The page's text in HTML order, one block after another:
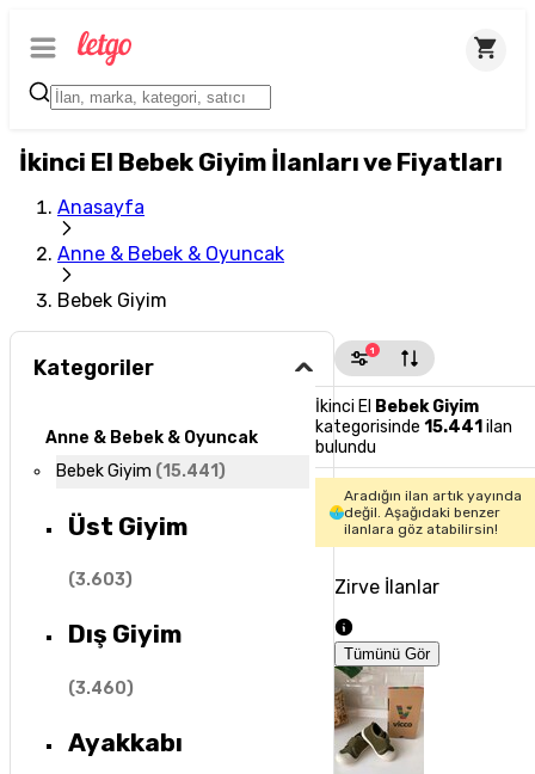
İkinci El Bebek Giyim İlanları ve Fiyatları
Anasayfa
Anne & Bebek & Oyuncak
Bebek Giyim
Kategoriler
Anne & Bebek & Oyuncak
Bebek Giyim (15.441)
Üst Giyim
(3.603)
Dış Giyim
(3.460)
Ayakkabı
1
İkinci El Bebek Giyim
kategorisinde 15.441 ilan
bulundu
Aradığın ilan artık yayında
değil. Aşağıdaki benzer
ilanlara göz atabilirsin!
Zirve İlanlar
Tümünü Gör